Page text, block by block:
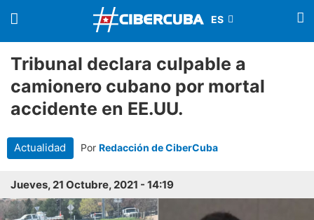
Tribunal declara culpable a
camionero cubano por mortal
accidente en EE.UU.
Actualidad Por Redacción de CiberCuba
Jueves, 21 Octubre, 2021 - 14:19